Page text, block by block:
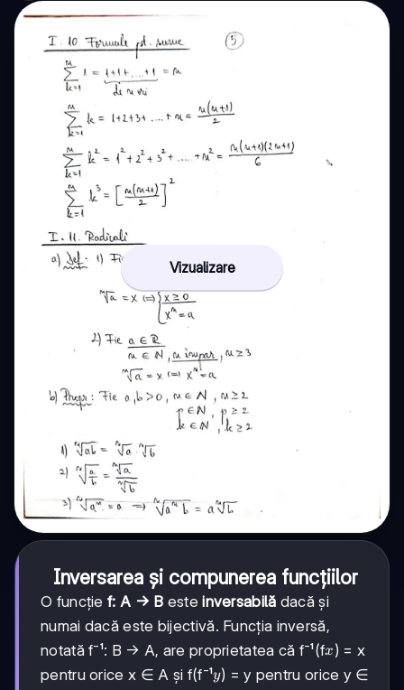
Vizualizare
Inversarea și compunerea funcțiilor
O funcție f: A → B esteinversabilă dacă și
numai dacă este bijectivă. Funcția inversă,
notată f⁻¹: B → A, are proprietatea că f⁻¹(fx
x) = x
pentru orice x ∈ A și f(f⁻¹y
y) = y pentru orice y ∈